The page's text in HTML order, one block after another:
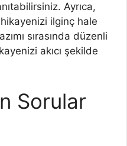
Ayrıca,
ilginç hale
sırasında düzenli
akıcı şekilde
Sorular